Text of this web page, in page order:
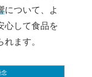
について、よ
心して食品を
れます。
念